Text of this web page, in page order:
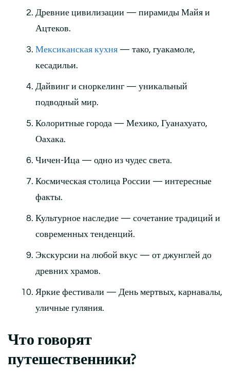
Древние цивилизации — пирамиды Майя и
Ацтеков.
Мексиканская кухня — тако, гуакамоле,
кесадильи.
Дайвинг и сноркелинг — уникальный
подводный мир.
Колоритные города — Мехико, Гуанахуато,
Оахака.
Чичен-Ица — одно из чудес света.
Космическая столица России — интересные
факты.
Культурное наследие — сочетание традиций и
современных тенденций.
Экскурсии на любой вкус — от джунглей до
древних храмов.
Яркие фестивали — День мертвых, карнавалы,
уличные гуляния.
Что говорят
путешественники?